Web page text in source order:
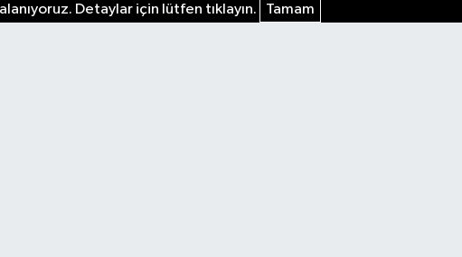
Detaylar için lütfen tıklayın. Tamam